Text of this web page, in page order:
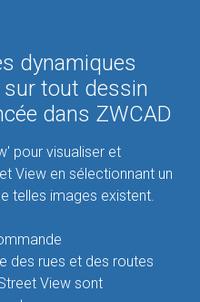
dynamiques
sur tout dessin
dans ZWCAD
pour visualiser et
View en sélectionnant un
telles images existent.
des rues et des routes
View sont